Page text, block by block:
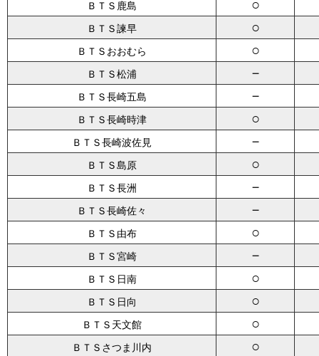
ＢＴＳ鹿島 ○
ＢＴＳ諫早 ○
ＢＴＳおおむら ○
ＢＴＳ松浦 －
ＢＴＳ長崎五島 －
ＢＴＳ長崎時津 ○
ＢＴＳ長崎波佐見 －
ＢＴＳ島原 ○
ＢＴＳ長洲 －
ＢＴＳ長崎佐々 －
ＢＴＳ由布 ○
ＢＴＳ宮崎 －
ＢＴＳ日南 ○
ＢＴＳ日向 ○
ＢＴＳ天文館 ○
ＢＴＳさつま川内 ○